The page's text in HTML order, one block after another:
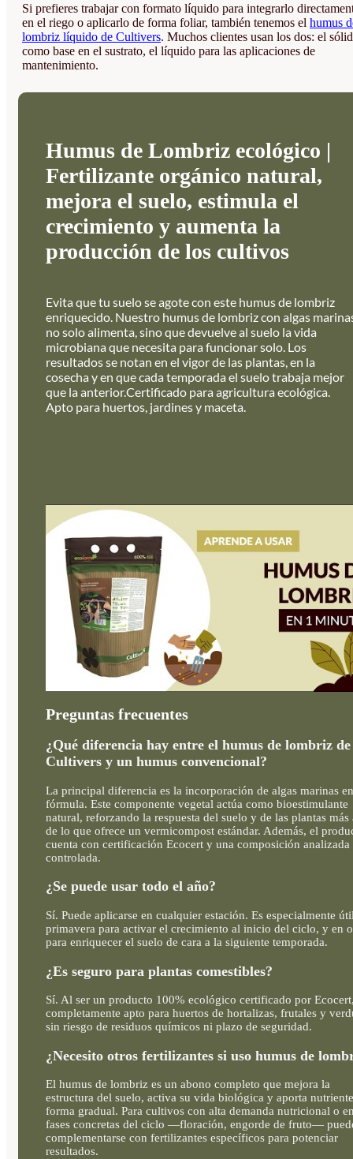
Si prefieres trabajar con formato líquido para integrarlo
en el riego o aplicarlo de forma foliar, también tenemos el humus
lombriz líquido de Cultivers. Muchos clientes usan los dos: el
como base en el sustrato, el líquido para las aplicaciones de
mantenimiento.
Humus de Lombriz ecológico |
Fertilizante orgánico natural,
mejora el suelo, estimula el
crecimiento y aumenta la
producción de los cultivos
Evita que tu suelo se agote con este humus de lombriz
enriquecido. Nuestro humus de lombriz con algas
no solo alimenta, sino que devuelve al suelo la vida
microbiana que necesita para funcionar solo. Los
resultados se notan en el vigor de las plantas, en la
cosecha y en que cada temporada el suelo trabaja mejor
que la anterior.Certificado para agricultura ecológica.
Apto para huertos, jardines y maceta.
Preguntas frecuentes
¿Qué diferencia hay entre el humus de lombriz de
Cultivers y un humus convencional?
La principal diferencia es la incorporación de algas marinas
fórmula. Este componente vegetal actúa como bioestimulante
natural, reforzando la respuesta del suelo y de las plantas más
de lo que ofrece un vermicompost estándar. Además, el
cuenta con certificación Ecocert y una composición analizada
controlada.
¿Se puede usar todo el año?
Sí. Puede aplicarse en cualquier estación. Es especialmente
primavera para activar el crecimiento al inicio del ciclo, y en
para enriquecer el suelo de cara a la siguiente temporada.
¿Es seguro para plantas comestibles?
Sí. Al ser un producto 100% ecológico certificado por
completamente apto para huertos de hortalizas, frutales y
sin riesgo de residuos químicos ni plazo de seguridad.
¿Necesito otros fertilizantes si uso humus de
El humus de lombriz es un abono completo que mejora la
estructura del suelo, activa su vida biológica y aporta
forma gradual. Para cultivos con alta demanda nutricional o
fases concretas del ciclo —floración, engorde de fruto—
complementarse con fertilizantes específicos para potenciar
resultados.